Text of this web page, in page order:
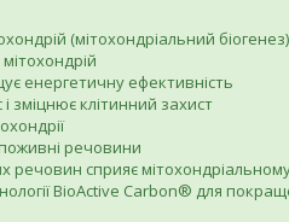
(мітохондріальний біогенез)
енергетичну ефективність
зміцнює клітинний захист
поживні речовини
речовин сприяє
BioActive Carbon® для